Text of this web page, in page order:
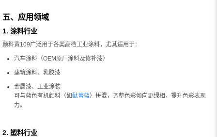
五、应用领域
1. 涂料行业
颜料黄109广泛用于各类高档工业涂料，尤其适用于：
汽车涂料（OEM原厂涂料及修补漆）
建筑涂料、乳胶漆
金属漆、工业涂装
可与蓝色有机颜料（如酞菁蓝）拼混，调整色彩倾向更绿相，提升色彩表现
力。
2. 塑料行业